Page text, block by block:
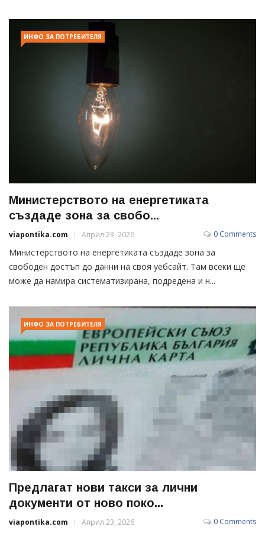
ИНФО ЗА ПОТРЕБИТЕЛЯ
Министерството на енергетиката
създаде зона за свобо...
viapontika.com Април 23, 2026 0 Comments
Министерството на енергетиката създаде зона за
свободен достъп до данни на своя уебсайт. Там всеки ще
може да намира систематизирана, подредена и н...
ИНФО ЗА ПОТРЕБИТЕЛЯ
Предлагат нови такси за лични
документи от ново поко...
viapontika.com Април 23, 2026 0 Comments